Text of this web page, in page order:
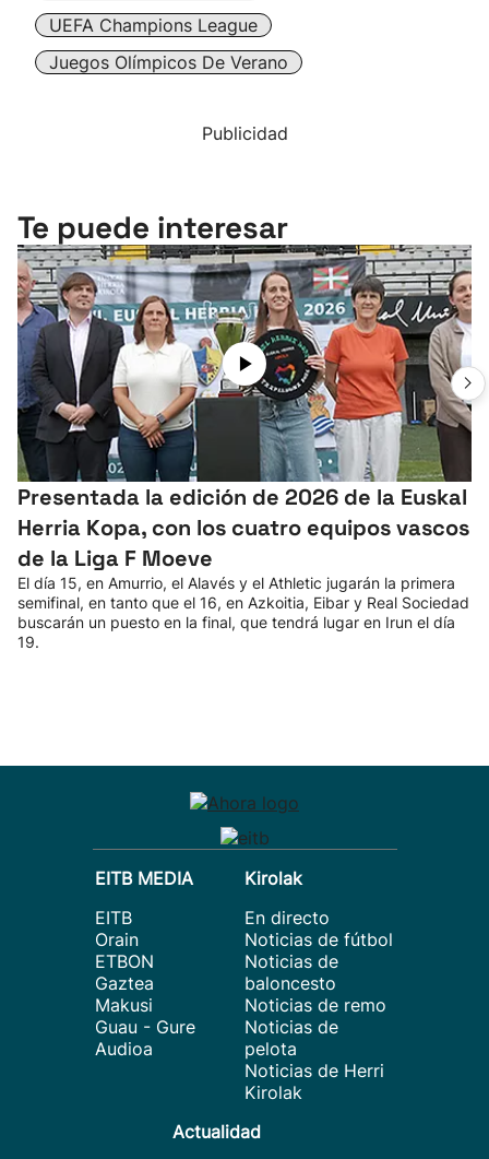
UEFA Champions League
Juegos Olímpicos De Verano
Publicidad
Te puede interesar
Presentada la edición de 2026 de la Euskal
Herria Kopa, con los cuatro equipos vascos
de la Liga F Moeve
El día 15, en Amurrio, el Alavés y el Athletic jugarán la primera
semifinal, en tanto que el 16, en Azkoitia, Eibar y Real Sociedad
buscarán un puesto en la final, que tendrá lugar en Irun el día
19.
EITB MEDIA
EITB
Orain
ETBON
Gaztea
Makusi
Guau - Gure
Audioa
Kirolak
En directo
Noticias de fútbol
Noticias de
baloncesto
Noticias de remo
Noticias de
pelota
Noticias de Herri
Kirolak
Actualidad